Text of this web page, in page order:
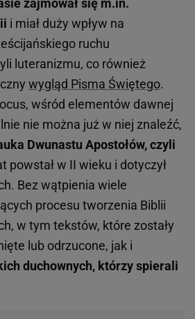
zajmował się m.in.
i miał duży wpływ na
ruchu
luteranizmu, co również
wygląd Pisma Świętego.
wśród elementów dawnej
nie można już w niej znaleźć,
Dwunastu Apostołów, czyli
powstał w II wieku i dotyczył
Bez wątpienia wiele
procesu tworzenia Biblii
w tym tekstów, które zostały
lub odrzucone, jak i
duchownych, którzy spierali